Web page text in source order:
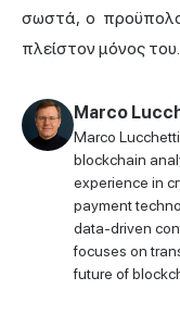
σωστά, ο
πλείστον μόνος του.
Marco
Marco
blockchain
experience in
payment
data-driven
focuses on
future of